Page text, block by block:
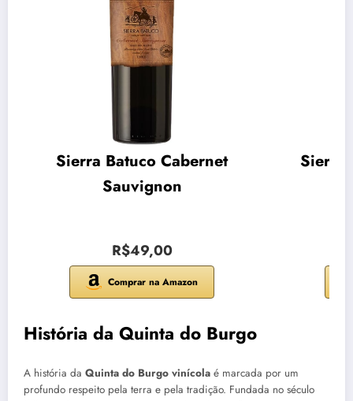
Sierra Batuco Cabernet
Sauvignon
R$49,00
Comprar na Amazon
Sierra
História da Quinta do Burgo
A história da Quinta do Burgo vinícola é marcada por um
profundo respeito pela terra e pela tradição. Fundada no século